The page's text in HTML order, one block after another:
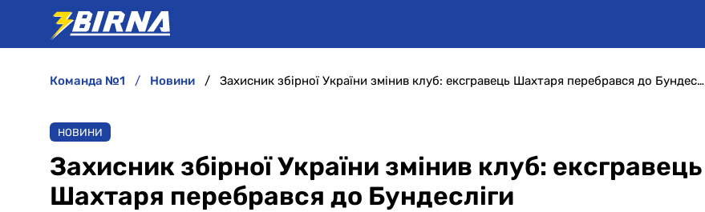
команда №1 новини Захисник збірної України змінив клуб: ексгравець Шахтаря перебрався до Бундесліги
НОВИНИ
Захисник збірної України змінив клуб: ексгравець
Шахтаря перебрався до Бундесліги